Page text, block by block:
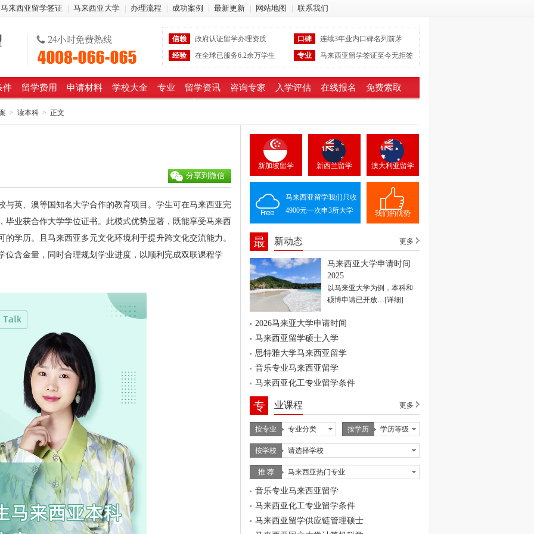
马来西亚留学签证 马来西亚大学 办理流程 成功案例 最新更新 网站地图 联系我们
信赖 政府认证留学办理资质 口碑
连续3年业内口碑名列前茅
经验
在全球已服务6.2余万学生 专业 马来西亚留学签证至今无拒签
件 留学费用 申请材料 学校大全 专业 留学资讯 咨询专家 入学评估 在线报名 免费索取
> 读本科 > 正文
分享到微信
与英、澳等国知名大学合作的教育项目。学生可在马来西亚完
毕业获合作大学学位证书。此模式优势显著，既能享受马来西
学历。且马来西亚多元文化环境利于提升跨文化交流能力。
位含金量，同时合理规划学业进度，以顺利完成双联课程学
新加坡留学 新西兰留学 澳大利亚留学
马来西亚留学我们只收
4900元一次申3所大学
我们的优势
最 新动态 更多
马来西亚大学申请时间
2025
以马来亚大学为例，本科和
硕博申请已开放…[详细]
2026马来亚大学申请时间
马来西亚留学硕士入学
思特雅大学马来西亚留学
音乐专业马来西亚留学
马来西亚化工专业留学条件
专 业课程 更多
按专业 专业分类 按学历 学历等级
按学校 请选择学校
推 荐 马来西亚热门专业
音乐专业马来西亚留学
马来西亚化工专业留学条件
马来西亚留学供应链管理硕士